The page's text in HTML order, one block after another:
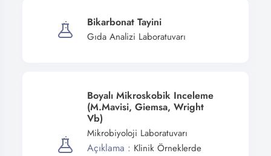
Bikarbonat Tayini
Gıda Analizi Laboratuvarı
Boyalı Mikroskobik Inceleme
(M.mavisi, Giemsa, Wright
Vb)
Mikrobiyoloji Laboratuvarı
Açıklama : Klinik Örneklerde